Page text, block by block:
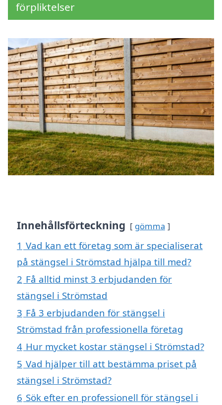
förpliktelser
Innehållsförteckning gömma
1 Vad kan ett företag som är specialiserat
på stängsel i Strömstad hjälpa till med?
2 Få alltid minst 3 erbjudanden för
stängsel i Strömstad
3 Få 3 erbjudanden för stängsel i
Strömstad från professionella företag
4 Hur mycket kostar stängsel i Strömstad?
5 Vad hjälper till att bestämma priset på
stängsel i Strömstad?
6 Sök efter en professionell för stängsel i